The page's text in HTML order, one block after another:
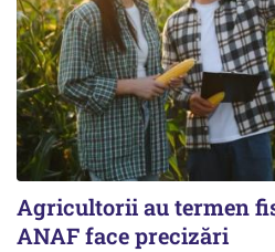
Agricultorii au termen
ANAF face precizări